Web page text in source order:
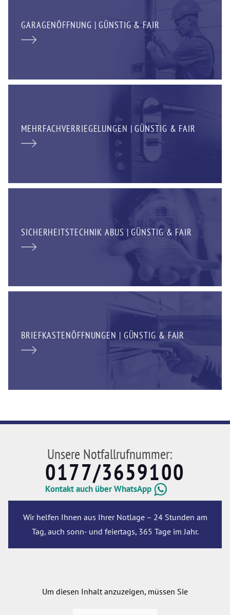
GARAGENÖFFNUNG | GÜNSTIG & FAIR
MEHRFACHVERRIEGELUNGEN | GÜNSTIG & FAIR
SICHERHEITSTECHNIK ABUS | GÜNSTIG & FAIR
BRIEFKASTENÖFFNUNGEN | GÜNSTIG & FAIR
Unsere Notfallrufnummer:
0177/3659100
Kontakt auch über WhatsApp
Wir helfen Ihnen aus Ihrer Notlage – 24 Stunden am
Tag, auch sonn- und feiertags, 365 Tage im Jahr.
Um diesen Inhalt anzuzeigen, müssen Sie